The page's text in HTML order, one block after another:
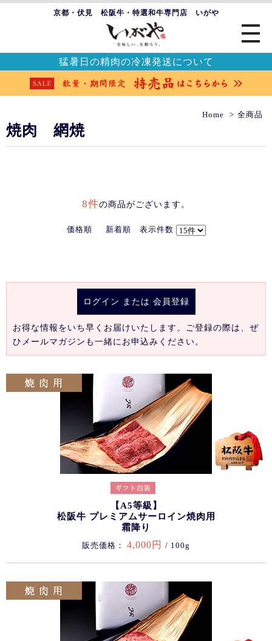
京都・伏見 松阪牛・特選和牛専門店 いがや
猛暑日の精肉の冷凍発送について
Home 全商品
焼肉 網焼
8件の商品がございます。
価格順 新着順 表示件数
ログイン または 会員登録
お得な情報をいち早くお届けいたします。ご登録の際は、ぜ
ひメールマガジンも一緒にお申込みください。
【A5等級】
松阪牛 プレミアムサーロイン焼肉用
霜降り
販売価格： 4,000円 / 100g